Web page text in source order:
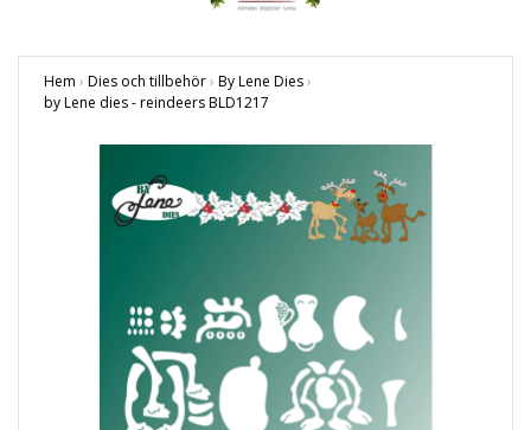
Hem › Dies och tillbehör› By Lene Dies›
by Lene dies - reindeers BLD1217